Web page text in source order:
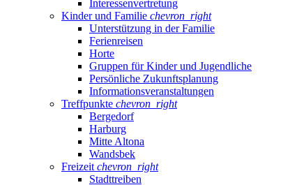
Interessenvertretung
Kinder und Familie chevron_right
Unterstützung in der Familie
Ferienreisen
Horte
Gruppen für Kinder und Jugendliche
Persönliche Zukunftsplanung
Informationsveranstaltungen
Treffpunkte chevron_right
Bergedorf
Harburg
Mitte Altona
Wandsbek
Freizeit chevron_right
Stadttreiben